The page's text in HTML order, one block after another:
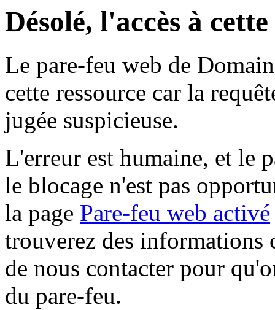
Désolé, l'accès à
Le pare-feu web de
cette ressource car la
jugée suspicieuse.
L'erreur est humaine, et le
le blocage n'est pas
la page Pare-feu web activé
trouverez des informations
de nous contacter pour
du pare-feu.